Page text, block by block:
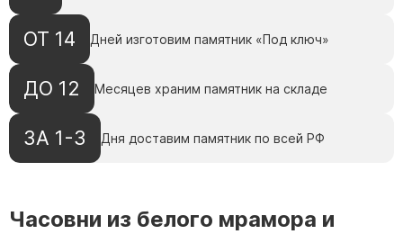
ОТ 14 Дней изготовим памятник «Под ключ»
ДО 12 Месяцев храним памятник на складе
ЗА 1-3 Дня доставим памятник по всей РФ
Часовни из белого мрамора и